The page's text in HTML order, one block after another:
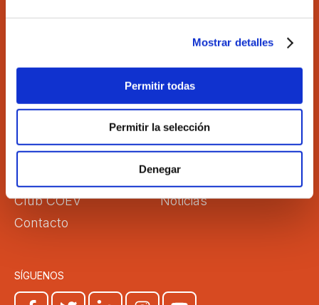
Mostrar detalles
Permitir todas
Permitir la selección
Denegar
Tel. 963 529 869
El Colegio
Directorio
Formación
Comisiones
Empleo
Transparencia
Club COEV
Noticias
Contacto
SÍGUENOS